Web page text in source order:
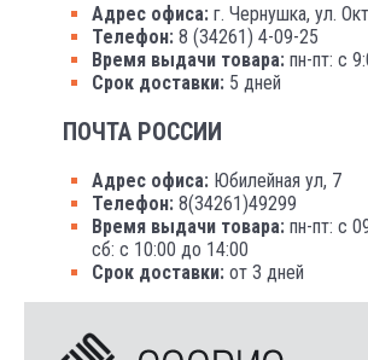
Адрес офиса: г. Чернушка, ул.
Телефон: 8 (34261) 4-09-25
Время выдачи товара: пн-пт: с
Срок доставки: 5 дней
ПОЧТА РОССИИ
Адрес офиса: Юбилейная ул, 7
Телефон: 8(34261)49299
Время выдачи товара: пн-пт: с
сб: с 10:00 до 14:00
Срок доставки: от 3 дней